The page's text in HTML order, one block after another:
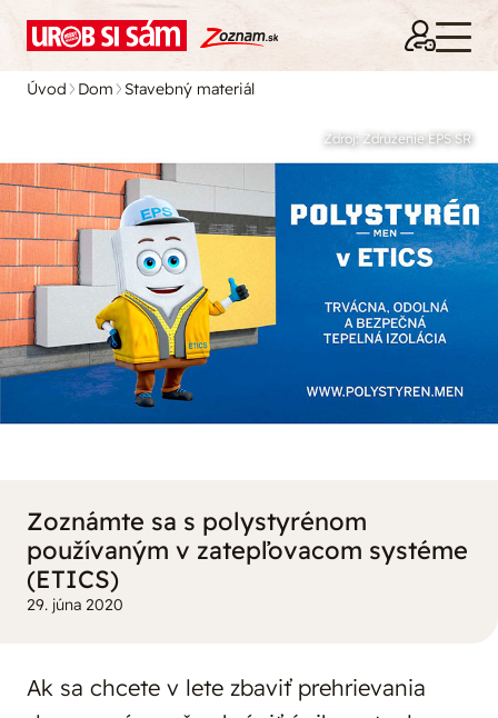
Úvod Dom Stavebný materiál
Zdroj: Združenie EPS SR
Zoznámte sa s polystyrénom
používaným v zatepľovacom systéme
(ETICS)
29. júna 2020
Ak sa chcete v lete zbaviť prehrievania